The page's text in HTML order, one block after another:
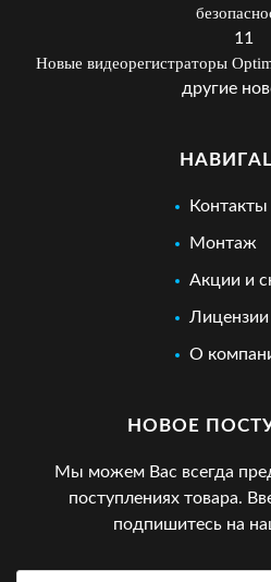
11
Новые видеорегистраторы
другие
Контакты
Монтаж
Акции и
Лицензии
О
НОВОЕ
Мы можем Вас всегда
поступлениях товара.
подпишитесь на